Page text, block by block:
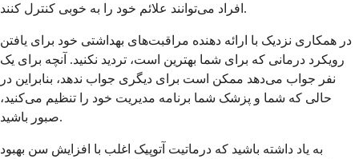
افراد می‌توانند علائم خود را به خوبی کنترل کنند.
در همکاری نزدیک با ارائه دهنده مراقبت‌های بهداشتی خود برای یافتن
رویکرد درمانی که برای شما بهترین است، تردید نکنید. آنچه برای یک
نفر جواب می‌دهد ممکن است برای دیگری جواب ندهد، بنابراین در
حالی که شما و پزشک شما برنامه مدیریت خود را تنظیم می‌کنید،
صبور باشید.
به یاد داشته باشید که درماتیت آتوپیک اغلب با افزایش سن بهبود